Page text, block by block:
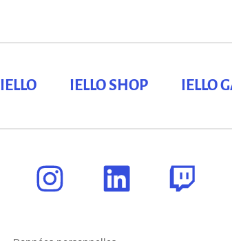
IELLO IELLO SHOP IELLO